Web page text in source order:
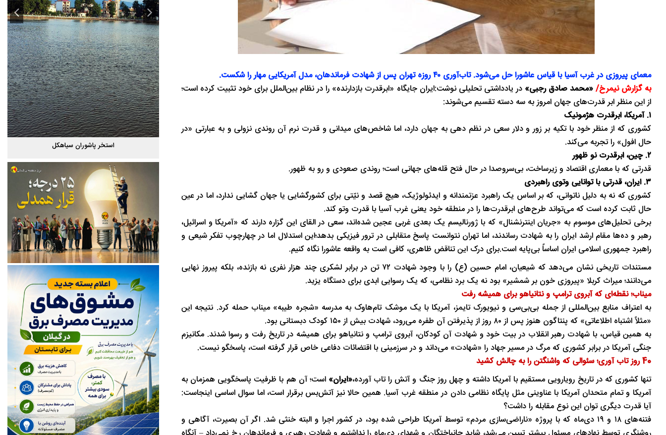
معمای پیروزی در غرب آسیا با قیاس عاشورا حل می‌شود. تاب‌آوری ۴۰ روزه تهران پس از شهادت فرماندهان، مدل آمریکایی مهار را شکست.
به گزارش نیمرخ/«محمد صادق رجبی»در یادداشتی تحلیلی نوشت:ایران جایگاه «ابرقدرت بازدارنده» را در نظام بین‌الملل برای خود تثبیت کرده است؛
از این منظر ابر قدرت‌های جهان امروز به سه دسته تقسیم می‌شوند:
۱. آمریکا، ابرقدرت هژمونیک
کشوری که از منظر خود با تکیه بر زور و دلار سعی در نظم‌ دهی به جهان دارد، اما شاخص‌های میدانی و قدرت نرم آن روندی نزولی و به عبارتی «در
حال افول» را تجربه می‌کند.
۲. چین، ابرقدرت نو ظهور
قدرتی که با معماری اقتصاد و زیرساخت، بی‌سروصدا در حال فتح قله‌های جهانی است؛ روندی صعودی و رو به ظهور.
۳. ایران، قدرتی با توانایی وتوی راهبردی
کشوری که نه به دلیل ناتوانی، که بر اساس یک راهبرد عزتمندانه و ایدئولوژیک، هیچ قصد و نیّتی برای کشورگشایی یا جهان‌ گشایی ندارد، اما در عین
حال ثابت کرده است که می‌تواند طرح‌های ابرقدرت‌ها را در منطقه خود یعنی غرب آسیا با قدرت وتو کند.
برخی تحلیل‌های موسوم به «جریان اینترنشنال» که با ژورنالیسم یک‌ بعدی غربی عجین شده‌اند، سعی در القای این گزاره دارند که «آمریکا و اسرائیل،
رهبر و ده‌ها مقام ارشد ایران را به شهادت رساندند، اما تهران نتوانست پاسخ متقابلی در ترور فیزیکی بدهد؛این استدلال اما در چهارچوب تفکر شیعی و
راهبرد جمهوری اسلامی ایران اساساً بی‌پایه است.برای درک این تناقض ظاهری، کافی است به واقعه عاشورا نگاه کنیم.
مستندات تاریخی نشان می‌دهد که شیعیان، امام حسین (ع) را با وجود شهادت ۷۲ تن در برابر لشکری چند هزار نفری نه بازنده، بلکه پیروز نهایی
می‌دانند؛ میراث کربلا «پیروزی خون بر شمشیر» بود نه یک برد نظامی، که یک رسوایی ابدی برای دستگاه یزید.
میناب؛ نقطه‌ای که آبروی ترامپ و نتانیاهو برای همیشه رفت
به اعتراف منابع بین‌المللی از جمله بی‌بی‌سی و نیویورک تایمز، آمریکا با یک موشک تام‌هاوک به مدرسه «شجره طیبه» میناب حمله کرد. نتیجه این
«مثلاً اشتباه اطلاعاتی» که پنتاگون هنوز پس از ۸۰ روز از پذیرفتن آن طفره می‌رود، شهادت بیش از ۱۵۰ کودک دبستانی بود.
به همین قیاس، با شهادت رهبر انقلاب در بیت خود و شهادت آن کودکان، آبروی ترامپ و نتانیاهو برای همیشه در تاریخ رفت و رسوا شدند. مکانیزم
جنگی آمریکا در برابر کشوری که مرگ در مسیر جهاد را «شهادت» می‌داند و در سرزمینی با اقتضائات دفاعی خاص قرار گرفته است، پاسخگو نیست.
40 روز تاب‌ آوری؛ سئوالی که واشنگتن را به چالش کشید
تنها کشوری که در تاریخ رویارویی مستقیم با آمریکا داشته و چهل روز جنگ و آتش را تاب آورده،«ایران» است؛ آن هم با ظرفیت پاسخگویی همزمان به
آمریکا و تمام متحدان آمریکا با عناوینی مثل پایگاه نظامی دادن در منطقه غرب آسیا. همین حالا نیز آتش‌بس برقرار است، اما سوال اساسی اینجاست:
آیا قدرت دیگری توان این نوع مقابله را داشت؟
فتنه‌های ۱۸ و ۱۹ دی‌ماه که با پروژه «ناراضی‌سازی مردم» توسط آمریکا طراحی شده بود، در کشور اجرا و البته خنثی شد. اگر آن بصیرت، آگاهی و
استخر پاشوران سیاهکل در دل روستاهای گیلان